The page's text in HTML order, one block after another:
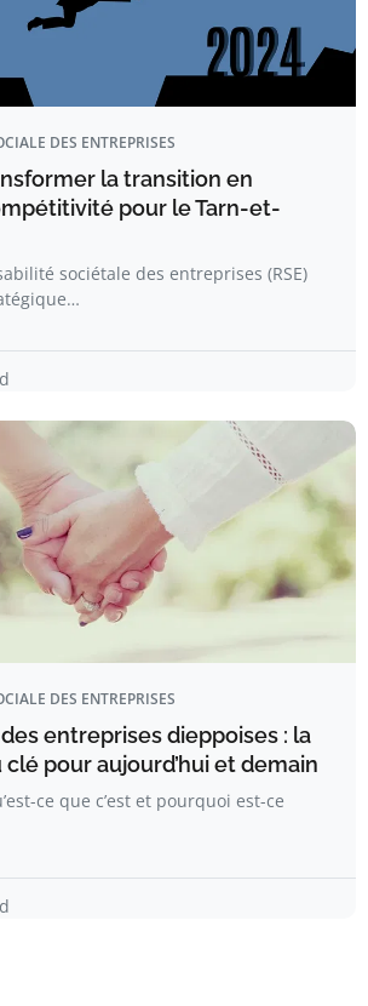
DES ENTREPRISES
la transition en
pour le Tarn-et-
sociétale des entreprises (RSE)
DES ENTREPRISES
entreprises dieppoises : la
clé pour aujourd’hui et demain
ce que c’est et pourquoi est-ce